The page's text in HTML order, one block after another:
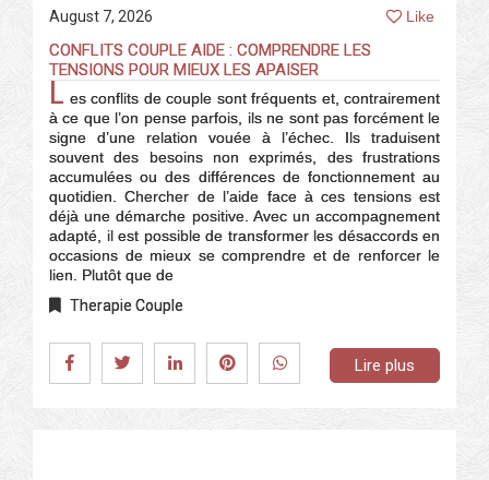
August 7, 2026 Like
CONFLITS COUPLE AIDE : COMPRENDRE LES
TENSIONS POUR MIEUX LES APAISER
L es conflits de couple sont fréquents et, contrairement
à ce que l’on pense parfois, ils ne sont pas forcément le
signe d’une relation vouée à l’échec. Ils traduisent
souvent des besoins non exprimés, des frustrations
accumulées ou des différences de fonctionnement au
quotidien. Chercher de l’aide face à ces tensions est
déjà une démarche positive. Avec un accompagnement
adapté, il est possible de transformer les désaccords en
occasions de mieux se comprendre et de renforcer le
lien. Plutôt que de
Therapie Couple
Lire plus